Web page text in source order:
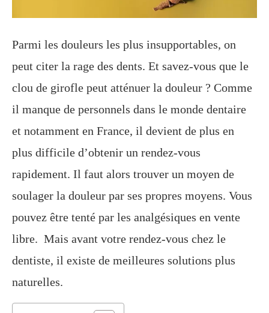
Parmi les douleurs les plus insupportables, on
peut citer la rage des dents. Et savez-vous que le
clou de girofle peut atténuer la douleur ? Comme
il manque de personnels dans le monde dentaire
et notamment en France, il devient de plus en
plus difficile d’obtenir un rendez-vous
rapidement. Il faut alors trouver un moyen de
soulager la douleur par ses propres moyens. Vous
pouvez être tenté par les analgésiques en vente
libre. Mais avant votre rendez-vous chez le
dentiste, il existe de meilleures solutions plus
naturelles.